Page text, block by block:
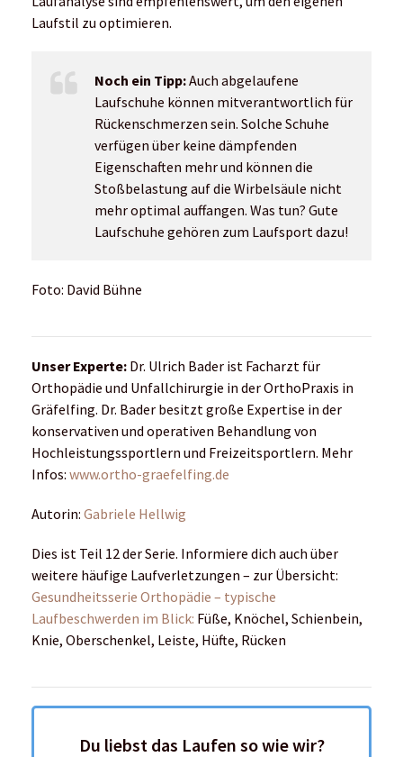
Laufstil zu optimieren.
Noch ein Tipp:Auch abgelaufene
Laufschuhe können mitverantwortlich für
Rückenschmerzen sein. Solche Schuhe
verfügen über keine dämpfenden
Eigenschaften mehr und können die
Stoßbelastung auf die Wirbelsäule nicht
mehr optimal auffangen. Was tun? Gute
Laufschuhe gehören zum Laufsport dazu!
Foto: David Bühne
Unser Experte: Dr. Ulrich Bader ist Facharzt für
Orthopädie und Unfallchirurgie in der OrthoPraxis in
Gräfelfing. Dr. Bader besitzt große Expertise in der
konservativen und operativen Behandlung von
Hochleistungssportlern und Freizeitsportlern. Mehr
Infos: www.ortho-graefelfing.de
Autorin: Gabriele Hellwig
Dies ist Teil 12 der Serie. Informiere dich auch über
weitere häufige Laufverletzungen – zur Übersicht:
Gesundheitsserie Orthopädie – typische
Laufbeschwerden im Blick: Füße, Knöchel, Schienbein,
Knie, Oberschenkel, Leiste, Hüfte, Rücken
Du liebst das Laufen so wie wir?